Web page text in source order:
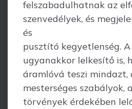
felszabadulhatnak az
szenvedélyek, és
és
pusztító kegyetlenség.
ugyanakkor lelkesítő is,
áramlóvá teszi mindazt,
mesterséges szabályok,
törvények érdekében